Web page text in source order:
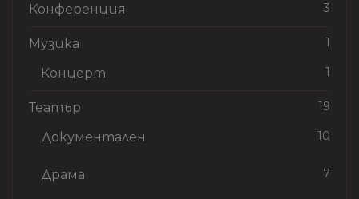
Конференция 3
Музика 1
Концерт 1
Театър 19
Документален 10
Драма 7